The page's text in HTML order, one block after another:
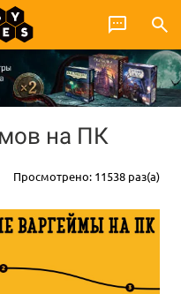
на ПК
Просмотрено: 11538 раз(а)